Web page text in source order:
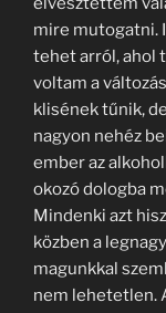
mire mutogatni.
tehet arról, ahol
voltam a
klisének tűnik,
nagyon nehéz
ember az
okozó dologba
Mindenki azt
közben a
magunkkal
nem lehetetlen.